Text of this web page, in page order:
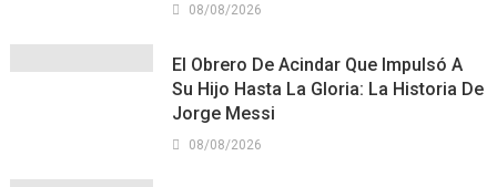
08/08/2026
El Obrero De Acindar Que Impulsó A
Su Hijo Hasta La Gloria: La Historia De
Jorge Messi
08/08/2026